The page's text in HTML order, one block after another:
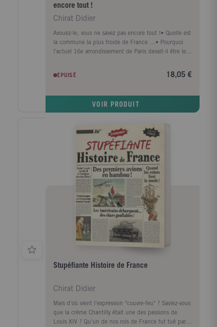
encore tout !
Chirat Didier
Avouez-le, vous ne savez pas encore tout !• Quelle est
la commune la plus froide de France ...• Pourquoi
l’actuel 16e arrondissement de Paris devait-il être le
Pourquoi peut-on aller au lido dans le Languedoc-
Roussillon ...• Quel grand vignoble bordelais a été
ouvrage, Didier Chirat nous raconte la géographie
ce livre parcourt toutes les régions françaises, pour
nous expliquer les liens entre la géographie et
l’histoire, le patrimoine, les arts culinaires et la
langue.Des Hauts-de-France à la Bretagne, des terres
méditerranéennes à la France ultramarine, un
ouvrage pour faire le tour de France, s’émerveiller des
curiosités de notre beau pays et parfaire sa culture
générale !
EPUISÉ 18,05 €
VOIR PRODUIT
Stupéfiante Histoire de France
Chirat Didier
Mais d'où vient l'expression "couvre-feu" ? Saviez-vous
que la crème Chantilly était une des passions de
Louis XIV ? Qu'un de nos rois de France fut tué par